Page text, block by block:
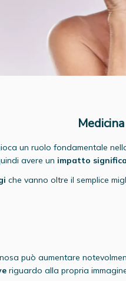
⁠⁠⁠⁠⁠⁠Medicina
un ruolo fondamentale
avere un impatto
che vanno oltre il semplice
può aumentare
riguardo alla propria